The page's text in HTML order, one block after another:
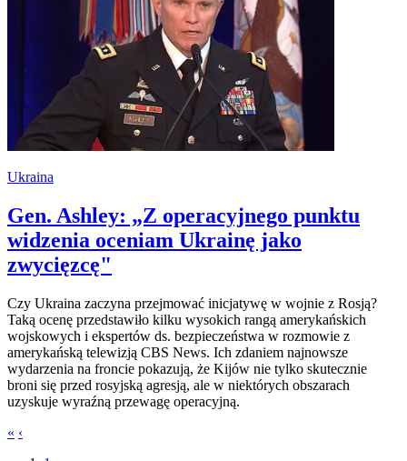
Ukraina
Gen. Ashley: „Z operacyjnego punktu
widzenia oceniam Ukrainę jako
zwycięzcę"
Czy Ukraina zaczyna przejmować inicjatywę w wojnie z Rosją?
Taką ocenę przedstawiło kilku wysokich rangą amerykańskich
wojskowych i ekspertów ds. bezpieczeństwa w rozmowie z
amerykańską telewizją CBS News. Ich zdaniem najnowsze
wydarzenia na froncie pokazują, że Kijów nie tylko skutecznie
broni się przed rosyjską agresją, ale w niektórych obszarach
uzyskuje wyraźną przewagę operacyjną.
« ‹